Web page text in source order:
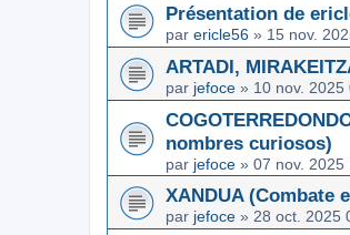
Présentation de
par ericle56 » 15 nov.
ARTADI,
par jefoce » 10 nov. 2025
nombres curiosos)
par jefoce » 07 nov. 2025
XANDUA (Combate
par jefoce » 28 oct. 2025